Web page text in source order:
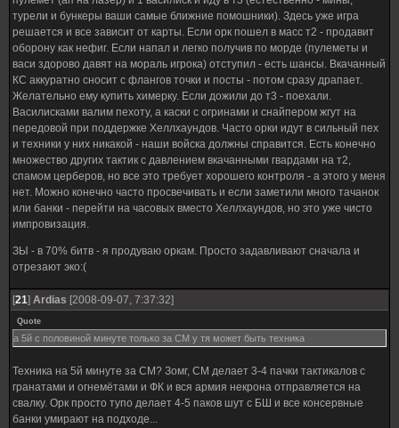
турели и бункеры ваши самые ближние помошники). Здесь уже игра
решается и все зависит от карты. Если орк пошел в масс т2 - продавит
оборону как нефиг. Если напал и легко получив по морде (пулеметы и
васи здорово давят на мораль игрока) отступил - есть шансы. Вкачанный
КС аккуратно сносит с флангов точки и посты - потом сразу драпает.
Желательно ему купить химерку. Если дожили до т3 - поехали.
Василисками валим пехоту, а каски с огринами и снайпером жгут на
передовой при поддержке Хеллхаундов. Часто орки идут в сильный пех
и техники у них никакой - наши войска должны справится. Есть конечно
множество других тактик с давлением вкачанными гвардами на т2,
спамом церберов, но все это требует хорошего контроля - а этого у меня
нет. Можно конечно часто просвечивать и если заметили много тачанок
или банки - перейти на часовых вместо Хеллхаундов, но это уже чисто
импровизация.
ЗЫ - в 70% битв - я продуваю оркам. Просто задавливают сначала и
отрезают эко:(
[21] Ardias [2008-09-07, 7:37:32]
Quote
а 5й с половиной минуте только за СМ у тя может быть техника
Техника на 5й минуте за СМ? Зомг, СМ делает 3-4 пачки тактикалов с
гранатами и огнемётами и ФК и вся армия некрона отправляется на
свалку. Орк просто тупо делает 4-5 паков шут с БШ и все консервные
банки умирают на подходе...